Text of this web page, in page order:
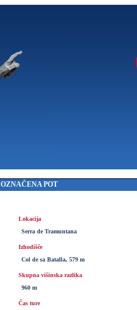
OZNAČENA POT
Lokacija
Serra de Tramuntana
Izhodišče
Col de sa Batalla, 579 m
Skupna višinska razlika
960 m
Čas ture